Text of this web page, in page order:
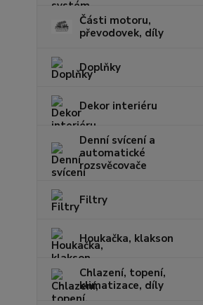
Části motoru,
převodovek, díly
Doplňky
Dekor interiéru
Denní svícení a
automatické
rozsvěcovače
Filtry
Houkačka, klakson
Chlazení, topení,
klimatizace, díly